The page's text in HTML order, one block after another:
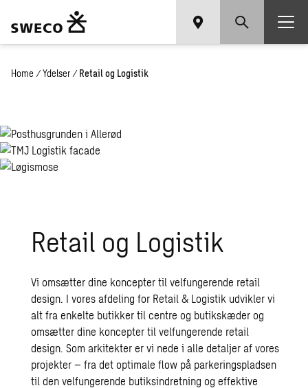
Home / Ydelser / Retail og Logistik
Retail og Logistik
Vi omsætter dine koncepter til velfungerende retail
design. I vores afdeling for Retail & Logistik udvikler vi
alt fra enkelte butikker til centre og butikskæder og
omsætter dine koncepter til velfungerende retail
design. Som arkitekter er vi nede i alle detaljer af vores
projekter – fra det optimale flow på parkeringspladsen
til den velfungerende butiksindretning og effektive